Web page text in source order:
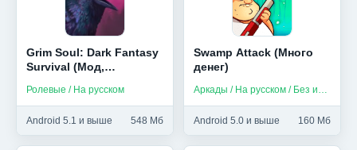
Grim Soul: Dark Fantasy
Survival (Мод,
Ролевые / На русском
Android 5.1 и выше 548 Мб
Swamp Attack (Много
денег)
Аркады / На русском / Без интернета
Android 5.0 и выше 160 Мб